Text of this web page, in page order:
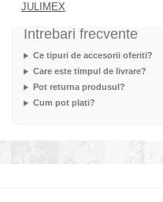
JULIMEX
Intrebari frecvente
Ce tipuri de accesorii oferiti?
Care este timpul de livrare?
Pot returna produsul?
Cum pot plati?